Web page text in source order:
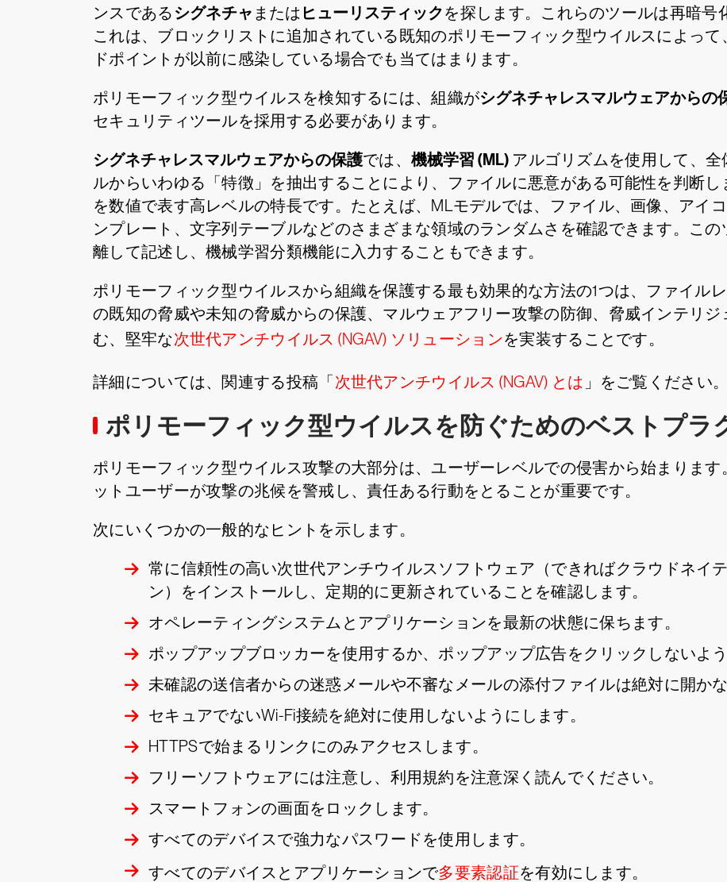
ンスである シグネチャ または ヒューリスティックを探します。これらのツールは再暗号
これは、ブロックリストに追加されている既知のポリモーフィック型ウイルスによっ
ドポイントが以前に感染している場合でも当てはまります。
ポリモーフィック型ウイルスを検知するには、組織がシグネチャレスマルウェアからの
セキュリティツールを採用する必要があります。
シグネチャレスマルウェアからの保護では、 機械学習 (ML) アルゴリズムを使用して、
ルからいわゆる「特徴」を抽出することにより、ファイルに悪意がある可能性を判断
を数値で表す高レベルの特長です。たとえば、MLモデルでは、ファイル、画像、アイ
ンプレート、文字列テーブルなどのさまざまな領域のランダムさを確認できます。こ
離して記述し、機械学習分類機能に入力することもできます。
ポリモーフィック型ウイルスから組織を保護する最も効果的な方法の1つは、ファイル
の既知の脅威や未知の脅威からの保護、マルウェアフリー攻撃の防御、脅威インテリ
む、堅牢な次世代アンチウイルス (NGAV) ソリューションを実装することです。
詳細については、関連する投稿「 次世代アンチウイルス (NGAV) とは 」をご覧ください。
ポリモーフィック型ウイルスを防ぐためのベストプラ
ポリモーフィック型ウイルス攻撃の大部分は、ユーザーレベルでの侵害から始まりま
ットユーザーが攻撃の兆候を警戒し、責任ある行動をとることが重要です。
次にいくつかの一般的なヒントを示します。
常に信頼性の高い次世代アンチウイルスソフトウェア（できればクラウドネイ
ン）をインストールし、定期的に更新されていることを確認します。
オペレーティングシステムとアプリケーションを最新の状態に保ちます。
ポップアップブロッカーを使用するか、ポップアップ広告をクリックしないよう
未確認の送信者からの迷惑メールや不審なメールの添付ファイルは絶対に開か
セキュアでないWi-Fi接続を絶対に使用しないようにします。
HTTPSで始まるリンクにのみアクセスします。
フリーソフトウェアには注意し、利用規約を注意深く読んでください。
スマートフォンの画面をロックします。
すべてのデバイスで強力なパスワードを使用します。
すべてのデバイスとアプリケーションで多要素認証を有効にします。